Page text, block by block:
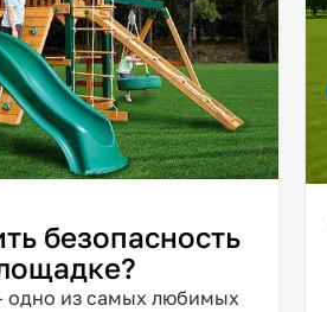
безопасность
одно из самых любимых